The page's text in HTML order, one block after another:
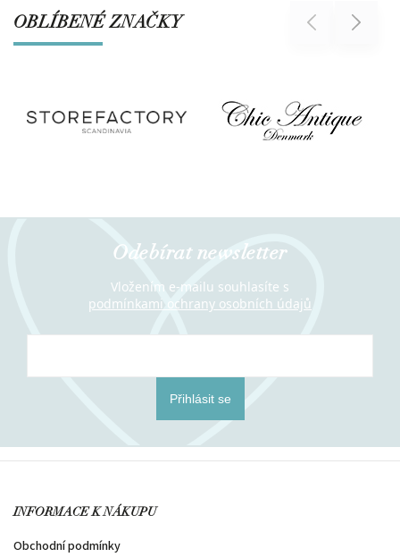
OBLÍBENÉ ZNAČKY Previous Next
Odebírat newsletter
Vložením e-mailu souhlasíte s
podmínkami ochrany osobních údajů
Přihlásit se
INFORMACE K NÁKUPU
Obchodní podmínky